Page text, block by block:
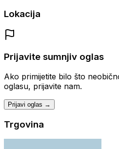
Lokacija
Prijavite sumnjiv oglas
Ako primijetite bilo što
oglasu, prijavite nam.
Prijavi oglas →
Trgovina